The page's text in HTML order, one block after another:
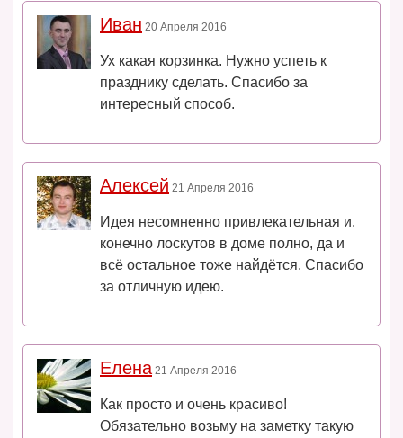
Иван 20 Апреля 2016
Ух какая корзинка. Нужно успеть к
празднику сделать. Спасибо за
интересный способ.
Алексей 21 Апреля 2016
Идея несомненно привлекательная и.
конечно лоскутов в доме полно, да и
всё остальное тоже найдётся. Спасибо
за отличную идею.
Елена21 Апреля 2016
Как просто и очень красиво!
Обязательно возьму на заметку такую